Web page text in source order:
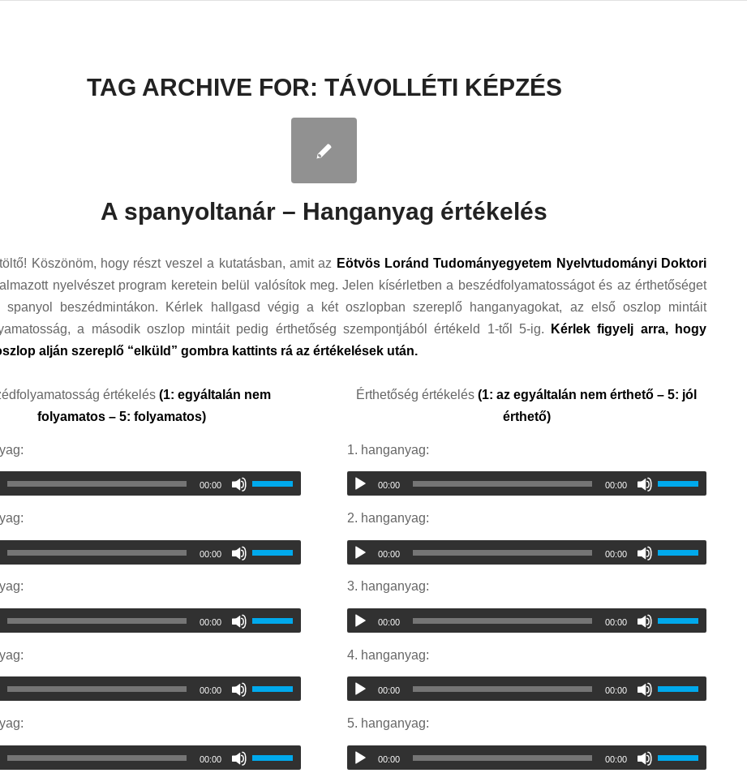
TAG ARCHIVE FOR: TÁVOLLÉTI KÉPZÉS
A spanyoltanár – Hanganyag értékelés
Köszönöm, hogy részt veszel a kutatásban, amit az Eötvös Loránd Tudományegyetem Nyelvtudományi Doktori
nyelvészet program keretein belül valósítok meg. Jelen kísérletben a beszédfolyamatosságot és az érthetőséget
spanyol beszédmintákon. Kérlek hallgasd végig a két oszlopban szereplő hanganyagokat, az első oszlop mintáit
a második oszlop mintáit pedig érthetőség szempontjából értékeld 1-től 5-ig. Kérlek figyelj arra, hogy
alján szereplő “elküld” gombra kattints rá az értékelések után.
értékelés (1: egyáltalán nem
folyamatos – 5: folyamatos)
00:00
00:00
00:00
00:00
00:00
Érthetőség értékelés(1: az egyáltalán nem érthető – 5: jól
érthető)
1. hanganyag:
00:00 00:00
2. hanganyag:
00:00 00:00
3. hanganyag:
00:00 00:00
4. hanganyag:
00:00 00:00
5. hanganyag:
00:00 00:00